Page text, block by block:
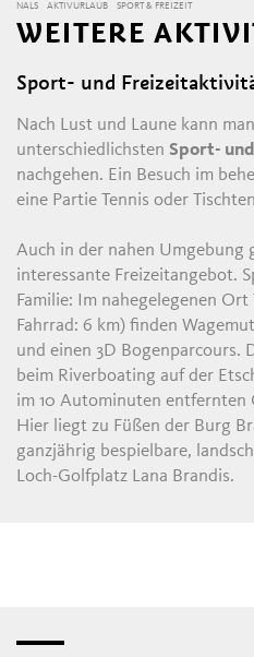
NALS AKTIVURLAUB SPORT & FREIZEIT
WEITERE
Sport- und
Nach Lust und Laune kann
unterschiedlichstenSport-
nachgehen. Ein Besuch im
eine Partie Tennis oder
Auch in der nahen Umgebung
interessante Freizeitangebot.
Familie: Im nahegelegenen
Fahrrad: 6 km) finden
und einen 3D Bogenparcours.
beim Riverboating auf der
im 10 Autominuten entfernten
Hier liegt zu Füßen der Burg
ganzjährig bespielbare,
Loch-Golfplatz Lana Brandis.